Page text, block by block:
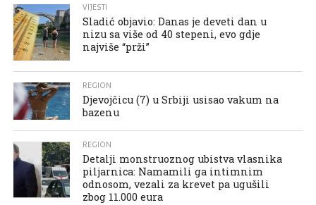
VIJESTI
Sladić objavio: Danas je deveti dan u
nizu sa više od 40 stepeni, evo gdje
najviše “prži”
REGION
Djevojčicu (7) u Srbiji usisao vakum na
bazenu
REGION
Detalji monstruoznog ubistva vlasnika
piljarnica: Namamili ga intimnim
odnosom, vezali za krevet pa ugušili
zbog 11.000 eura